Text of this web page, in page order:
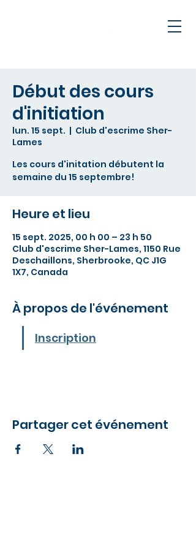
Début des cours
d'initiation
lun. 15 sept.
  |
Club d'escrime Sher-
Lames
Les cours d'initation débutent la
semaine du 15 septembre!
Heure et lieu
15 sept. 2025, 00 h 00 – 23 h 50
Club d'escrime Sher-Lames, 1150 Rue
Deschaillons, Sherbrooke, QC J1G
1X7, Canada
À propos de l'événement
Inscription
Partager cet événement